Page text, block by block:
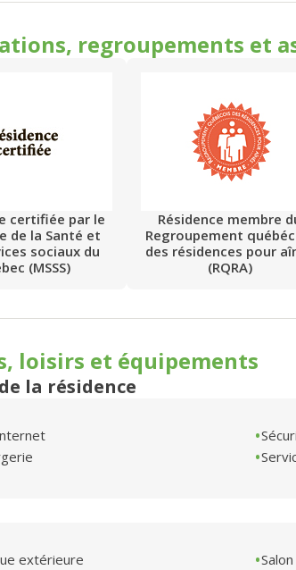
regroupements et
certifiée par le
de la Santé et
sociaux du
(MSSS)
Résidence membre
Regroupement
des résidences pour
(RQRA)
loisirs et équipements
la résidence
extérieure